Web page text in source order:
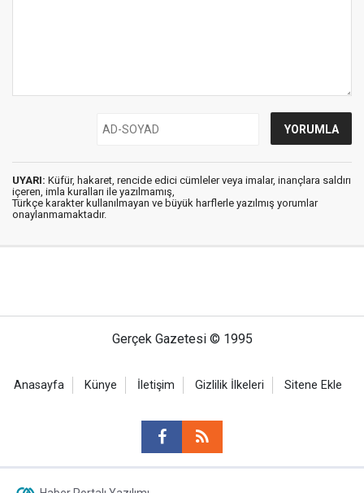
UYARI: Küfür, hakaret, rencide edici cümleler veya imalar, inançlara saldırı
içeren, imla kuralları ile yazılmamış,
Türkçe karakter kullanılmayan ve büyük harflerle yazılmış yorumlar
onaylanmamaktadır.
Gerçek Gazetesi © 1995
Anasayfa Künye İletişim Gizlilik İlkeleri Sitene Ekle